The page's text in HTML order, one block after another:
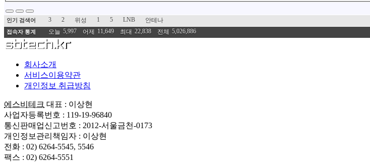
인기 검색어 3 2 위성 1 5 LNB 안테나
접속자 통계 오늘 5,997 어제 11,649 최대 22,838 전체 5,026,886
회사소개
서비스이용약관
개인정보 취급방침
에스비테크 대표 : 이상현
사업자등록번호 : 119-19-96840
통신판매업신고번호 : 2012-서울금천-0173
개인정보관리책임자 : 이상현
전화 : 02) 6264-5545, 5546
팩스 : 02) 6264-5551